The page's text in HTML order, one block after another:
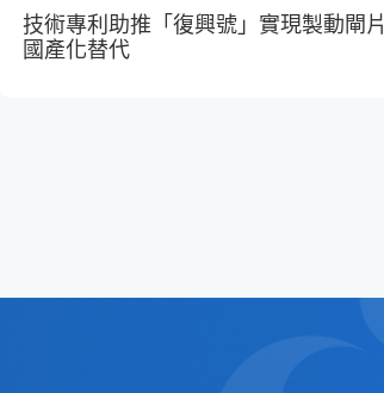
技術專利助推「復興號」實現製動閘片
國產化替代